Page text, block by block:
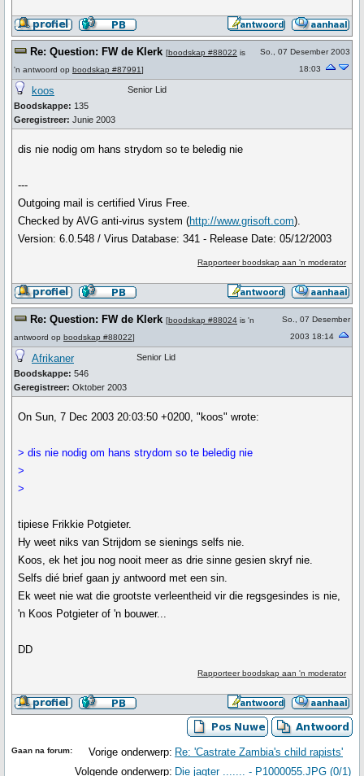
Re: Question: FW de Klerk [boodskap #88022 is
'n antwoord op boodskap #87991]
So., 07 Desember 2003
18:03
koos
Boodskappe: 135
Geregistreer: Junie 2003
Senior Lid
dis nie nodig om hans strydom so te beledig nie
---
Outgoing mail is certified Virus Free.
Checked by AVG anti-virus system (http://www.grisoft.com).
Version: 6.0.548 / Virus Database: 341 - Release Date: 05/12/2003
Rapporteer boodskap aan 'n moderator
Re: Question: FW de Klerk [boodskap #88024 is 'n
antwoord op boodskap #88022]
So., 07 Desember
2003 18:14
Afrikaner
Boodskappe: 546
Geregistreer: Oktober 2003
Senior Lid
On Sun, 7 Dec 2003 20:03:50 +0200, "koos" wrote:
> dis nie nodig om hans strydom so te beledig nie
>
>
tipiese Frikkie Potgieter.
Hy weet niks van Strijdom se sienings selfs nie.
Koos, ek het jou nog nooit meer as drie sinne gesien skryf nie.
Selfs dié brief gaan jy antwoord met een sin.
Ek weet nie wat die grootste verleentheid vir die regsgesindes is nie,
'n Koos Potgieter of 'n bouwer...
DD
Rapporteer boodskap aan 'n moderator
Vorige onderwerp: Re: 'Castrate Zambia's child rapists'
Volgende onderwerp: Die jagter ....... - P1000055.JPG (0/1)
Gaan na forum: